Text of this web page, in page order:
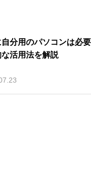
分用のパソコンは必
活用法を解説